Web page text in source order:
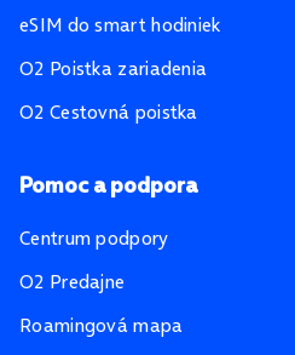
eSIM do smart hodiniek
O2 Poistka zariadenia
O2 Cestovná poistka
Pomoc a podpora
Centrum podpory
O2 Predajne
Roamingová mapa